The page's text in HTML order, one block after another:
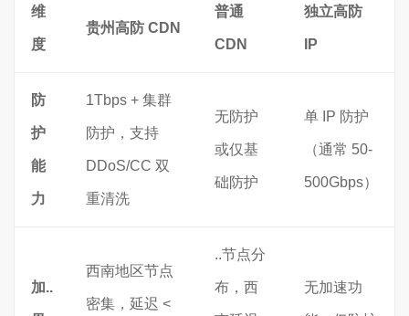
维
度
贵州高防 CDN
普通
CDN
独立高防
IP
防
护
能
力
1Tbps + 集群
防护，支持
DDoS/CC 双
重清洗
无防护
或仅基
础防护
单 IP 防护
（通常 50-
500Gbps）
加..
西南地区节点
密集，延迟 <
..节点分
布，西 无加速功